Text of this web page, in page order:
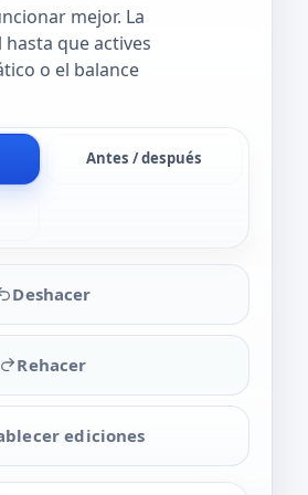
mejor. La
que actives
o el balance
Antes / después
Deshacer
Rehacer
ediciones